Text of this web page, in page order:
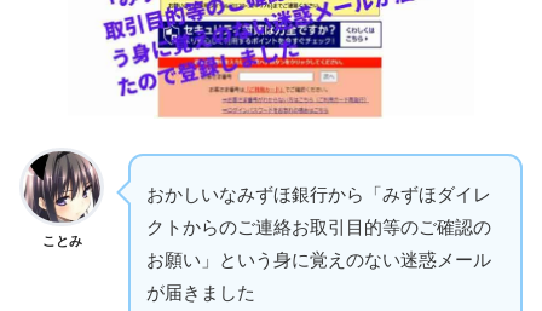
ことみ
おかしいなみずほ銀行から「みずほダイレ
クトからのご連絡お取引目的等のご確認の
お願い」という身に覚えのない迷惑メール
が届きました